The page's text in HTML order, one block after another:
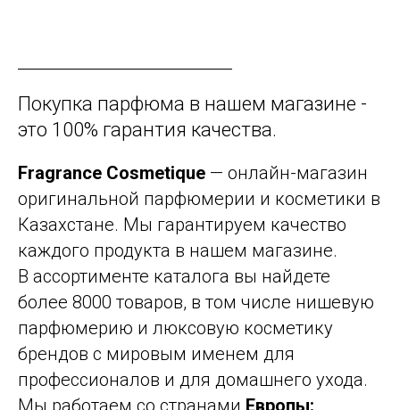
Покупка парфюма в нашем магазине -
это 100% гарантия качества.
Fragrance Cosmetique — онлайн-магазин
оригинальной парфюмерии и косметики в
Казахстане. Мы гарантируем качество
каждого продукта в нашем магазине.
В ассортименте каталога вы найдете
более 8000 товаров, в том числе нишевую
парфюмерию и люксовую косметику
брендов с мировым именем для
профессионалов и для домашнего ухода.